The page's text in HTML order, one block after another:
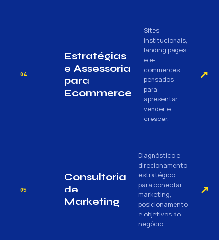
04
Estratégias
e Assessoria
para
Ecommerce
Sites
institucionais,
landing pages
e e-
commerces
pensados
para
apresentar,
vender e
crescer.
↗
05
Consultoria
de
Marketing
Diagnóstico e
direcionamento
estratégico
para conectar
marketing,
posicionamento
e objetivos do
negócio.
↗